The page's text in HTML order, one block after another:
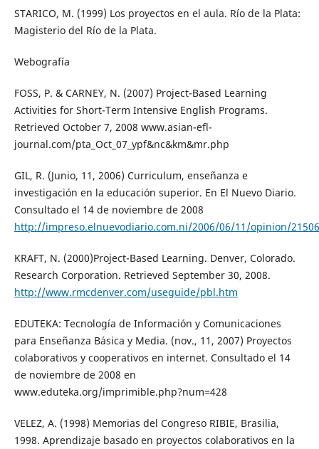
STARICO, M. (1999) Los proyectos en el aula. Río de la Plata:
Magisterio del Río de la Plata.
Webografía
FOSS, P. & CARNEY, N. (2007) Project-Based Learning
Activities for Short-Term Intensive English Programs.
Retrieved October 7, 2008 www.asian-efl-
journal.com/pta_Oct_07_ypf&nc&km&mr.php
GIL, R. (Junio, 11, 2006) Curriculum, enseñanza e
investigación en la educación superior. En El Nuevo Diario.
Consultado el 14 de noviembre de 2008
http://impreso.elnuevodiario.com.ni/2006/06/11/opinion/21506
KRAFT, N. (2000)Project-Based Learning. Denver, Colorado.
Research Corporation. Retrieved September 30, 2008.
http://www.rmcdenver.com/useguide/pbl.htm
EDUTEKA: Tecnología de Información y Comunicaciones
para Enseñanza Básica y Media. (nov., 11, 2007) Proyectos
colaborativos y cooperativos en internet. Consultado el 14
de noviembre de 2008 en
www.eduteka.org/imprimible.php?num=428
VELEZ, A. (1998) Memorias del Congreso RIBIE, Brasilia,
1998. Aprendizaje basado en proyectos colaborativos en la